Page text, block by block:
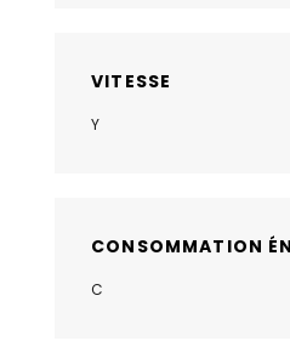
VITESSE
Y
CONSOMMATION
C